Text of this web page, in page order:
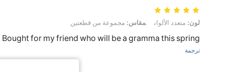
لون: متعدد الألوان, مقاس: مجموعة من قطعتين
لون: متعدد الألوان مقاس: مجموعة من قطعتين
for my friend who will be a gramma this spring
ترجمة